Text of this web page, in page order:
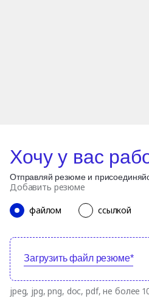
Хочу у вас
Отправляй резюме и
Добавить резюме
файлом
ссылкой
Загрузить файл резюме*
jpeg, jpg, png, doc, pdf, не более